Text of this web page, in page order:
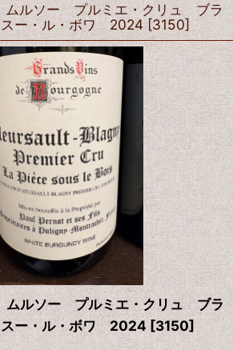
ルソー プルミエ・クリュ ブラ
スー・ル・ボワ 2024 [3150]
ルソー プルミエ・クリュ ブラ
スー・ル・ボワ 2024 [3150]